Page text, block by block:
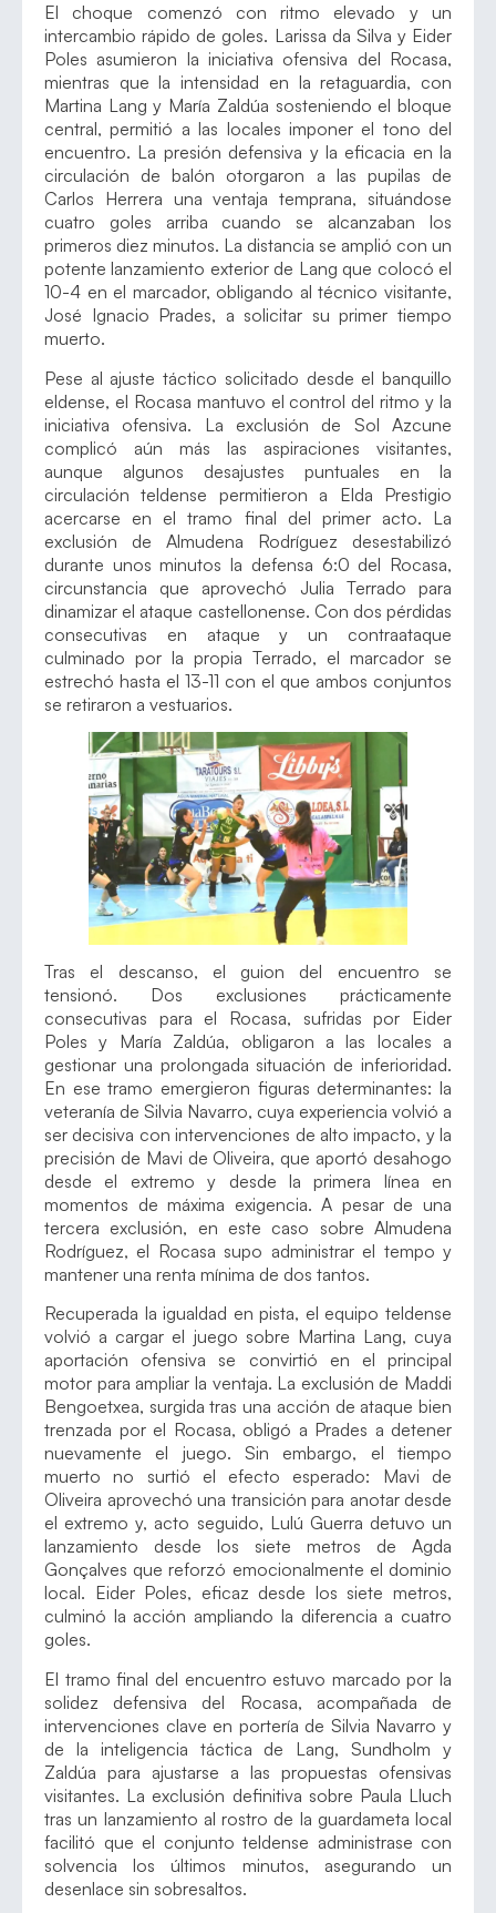
El choque comenzó con ritmo elevado y un
intercambio rápido de goles. Larissa da Silva y Eider
Poles asumieron la iniciativa ofensiva del Rocasa,
mientras que la intensidad en la retaguardia, con
Martina Lang y María Zaldúa sosteniendo el bloque
central, permitió a las locales imponer el tono del
encuentro. La presión defensiva y la eficacia en la
circulación de balón otorgaron a las pupilas de
Carlos Herrera una ventaja temprana, situándose
cuatro goles arriba cuando se alcanzaban los
primeros diez minutos. La distancia se amplió con un
potente lanzamiento exterior de Lang que colocó el
10-4 en el marcador, obligando al técnico visitante,
José Ignacio Prades, a solicitar su primer tiempo
muerto.
Pese al ajuste táctico solicitado desde el banquillo
eldense, el Rocasa mantuvo el control del ritmo y la
iniciativa ofensiva. La exclusión de Sol Azcune
complicó aún más las aspiraciones visitantes,
aunque algunos desajustes puntuales en la
circulación teldense permitieron a Elda Prestigio
acercarse en el tramo final del primer acto. La
exclusión de Almudena Rodríguez desestabilizó
durante unos minutos la defensa 6:0 del Rocasa,
circunstancia que aprovechó Julia Terrado para
dinamizar el ataque castellonense. Con dos pérdidas
consecutivas en ataque y un contraataque
culminado por la propia Terrado, el marcador se
estrechó hasta el 13-11 con el que ambos conjuntos
se retiraron a vestuarios.
Tras el descanso, el guion del encuentro se
tensionó. Dos exclusiones prácticamente
consecutivas para el Rocasa, sufridas por Eider
Poles y María Zaldúa, obligaron a las locales a
gestionar una prolongada situación de inferioridad.
En ese tramo emergieron figuras determinantes: la
veteranía de Silvia Navarro, cuya experiencia volvió a
ser decisiva con intervenciones de alto impacto, y la
precisión de Mavi de Oliveira, que aportó desahogo
desde el extremo y desde la primera línea en
momentos de máxima exigencia. A pesar de una
tercera exclusión, en este caso sobre Almudena
Rodríguez, el Rocasa supo administrar el tempo y
mantener una renta mínima de dos tantos.
Recuperada la igualdad en pista, el equipo teldense
volvió a cargar el juego sobre Martina Lang, cuya
aportación ofensiva se convirtió en el principal
motor para ampliar la ventaja. La exclusión de Maddi
Bengoetxea, surgida tras una acción de ataque bien
trenzada por el Rocasa, obligó a Prades a detener
nuevamente el juego. Sin embargo, el tiempo
muerto no surtió el efecto esperado: Mavi de
Oliveira aprovechó una transición para anotar desde
el extremo y, acto seguido, Lulú Guerra detuvo un
lanzamiento desde los siete metros de Agda
Gonçalves que reforzó emocionalmente el dominio
local. Eider Poles, eficaz desde los siete metros,
culminó la acción ampliando la diferencia a cuatro
goles.
El tramo final del encuentro estuvo marcado por la
solidez defensiva del Rocasa, acompañada de
intervenciones clave en portería de Silvia Navarro y
de la inteligencia táctica de Lang, Sundholm y
Zaldúa para ajustarse a las propuestas ofensivas
visitantes. La exclusión definitiva sobre Paula Lluch
tras un lanzamiento al rostro de la guardameta local
facilitó que el conjunto teldense administrase con
solvencia los últimos minutos, asegurando un
desenlace sin sobresaltos.